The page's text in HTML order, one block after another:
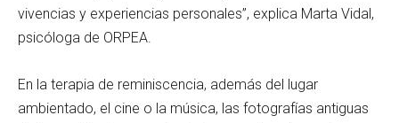
vivencias y experiencias personales”, explica Marta Vidal,
psicóloga de ORPEA.
En la terapia de reminiscencia, además del lugar
ambientado, el cine o la música, las fotografías antiguas